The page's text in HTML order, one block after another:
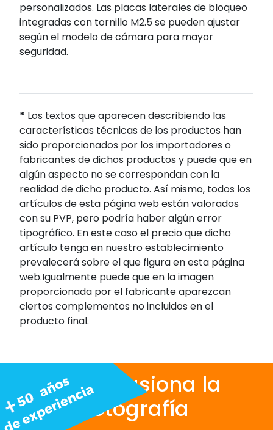
personalizados. Las placas laterales de bloqueo
integradas con tornillo M2.5 se pueden ajustar
según el modelo de cámara para mayor
seguridad.
* Los textos que aparecen describiendo las
características técnicas de los productos han
sido proporcionados por los importadores o
fabricantes de dichos productos y puede que en
algún aspecto no se correspondan con la
realidad de dicho producto. Así mismo, todos los
artículos de esta página web están valorados
con su PVP, pero podría haber algún error
tipográfico. En este caso el precio que dicho
artículo tenga en nuestro establecimiento
prevalecerá sobre el que figura en esta página
web.Igualmente puede que en la imagen
proporcionada por el fabricante aparezcan
ciertos complementos no incluidos en el
producto final.
Nos apasiona la
fotografía